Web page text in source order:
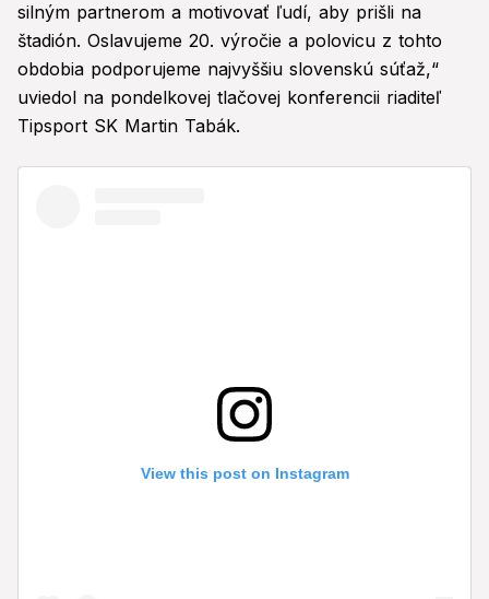
silným partnerom a motivovať ľudí, aby prišli na
štadión. Oslavujeme 20. výročie a polovicu z tohto
obdobia podporujeme najvyššiu slovenskú súťaž,“
uviedol na pondelkovej tlačovej konferencii riaditeľ
Tipsport SK Martin Tabák.